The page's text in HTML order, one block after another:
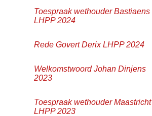
Toespraak wethouder Bastiaens
LHPP 2024
Rede Govert Derix LHPP 2024
Welkomstwoord Johan Dinjens
2023
Toespraak wethouder Maastricht
LHPP 2023